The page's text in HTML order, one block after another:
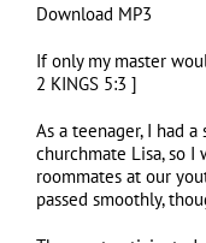
Download MP3
If only my master
2 KINGS 5:3 ]
As a teenager, I had
churchmate Lisa, so I
roommates at our
passed smoothly,